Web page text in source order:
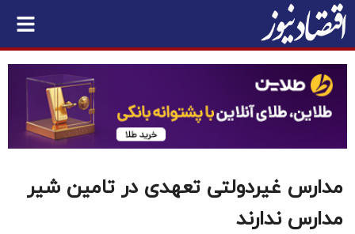
مدارس غیردولتی تعهدی در تامین شیر
مدارس ندارند